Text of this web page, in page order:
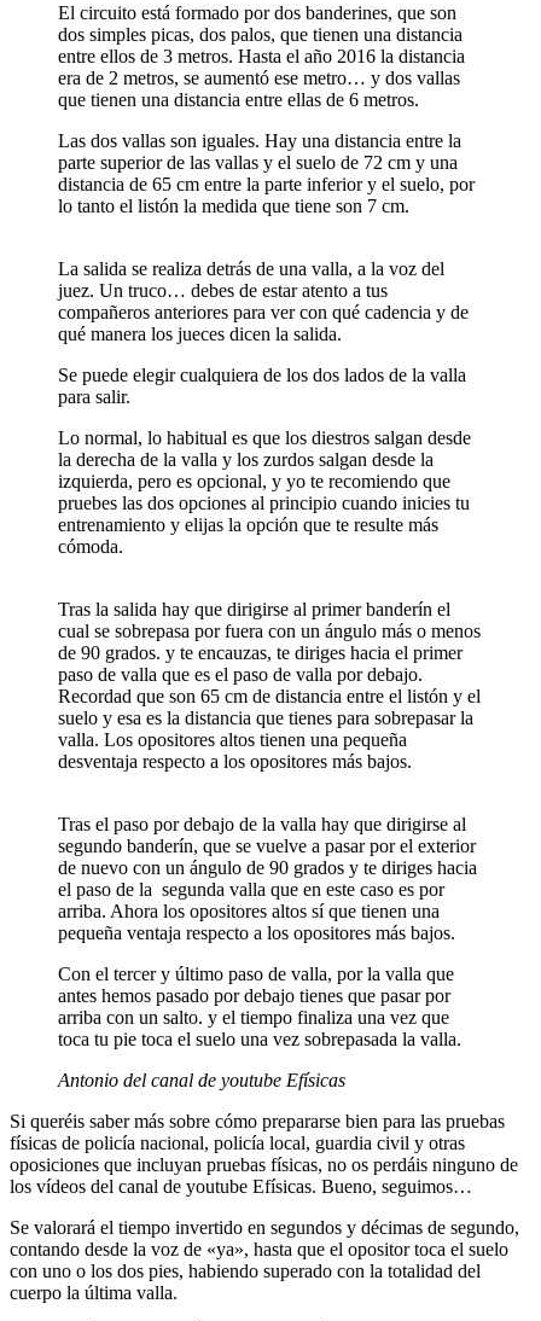
El circuito está formado por dos banderines, que son
dos simples picas, dos palos, que tienen una distancia
entre ellos de 3 metros. Hasta el año 2016 la distancia
era de 2 metros, se aumentó ese metro… y dos vallas
que tienen una distancia entre ellas de 6 metros.
Las dos vallas son iguales. Hay una distancia entre la
parte superior de las vallas y el suelo de 72 cm y una
distancia de 65 cm entre la parte inferior y el suelo, por
lo tanto el listón la medida que tiene son 7 cm.
La salida se realiza detrás de una valla, a la voz del
juez. Un truco… debes de estar atento a tus
compañeros anteriores para ver con qué cadencia y de
qué manera los jueces dicen la salida.
Se puede elegir cualquiera de los dos lados de la valla
para salir.
Lo normal, lo habitual es que los diestros salgan desde
la derecha de la valla y los zurdos salgan desde la
izquierda, pero es opcional, y yo te recomiendo que
pruebes las dos opciones al principio cuando inicies tu
entrenamiento y elijas la opción que te resulte más
cómoda.
Tras la salida hay que dirigirse al primer banderín el
cual se sobrepasa por fuera con un ángulo más o menos
de 90 grados. y te encauzas, te diriges hacia el primer
paso de valla que es el paso de valla por debajo.
Recordad que son 65 cm de distancia entre el listón y el
suelo y esa es la distancia que tienes para sobrepasar la
valla. Los opositores altos tienen una pequeña
desventaja respecto a los opositores más bajos.
Tras el paso por debajo de la valla hay que dirigirse al
segundo banderín, que se vuelve a pasar por el exterior
de nuevo con un ángulo de 90 grados y te diriges hacia
el paso de la segunda valla que en este caso es por
arriba. Ahora los opositores altos sí que tienen una
pequeña ventaja respecto a los opositores más bajos.
Con el tercer y último paso de valla, por la valla que
antes hemos pasado por debajo tienes que pasar por
arriba con un salto. y el tiempo finaliza una vez que
toca tu pie toca el suelo una vez sobrepasada la valla.
Antonio del canal de youtube Efísicas
Si queréis saber más sobre cómo prepararse bien para las pruebas
físicas de policía nacional, policía local, guardia civil y otras
oposiciones que incluyan pruebas físicas, no os perdáis ninguno de
los vídeos del canal de youtube Efísicas. Bueno, seguimos…
Se valorará el tiempo invertido en segundos y décimas de segundo,
contando desde la voz de «ya», hasta que el opositor toca el suelo
con uno o los dos pies, habiendo superado con la totalidad del
cuerpo la última valla.